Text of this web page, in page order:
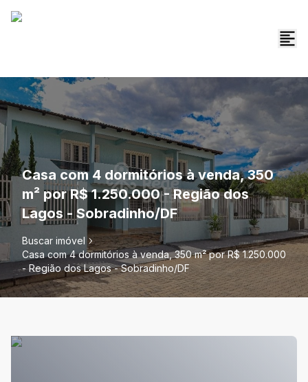
Casa com 4 dormitórios à venda, 350
m² por R$ 1.250.000 - Região dos
Lagos - Sobradinho/DF
Buscar imóvel
Casa com 4 dormitórios à venda, 350 m² por R$ 1.250.000
- Região dos Lagos - Sobradinho/DF